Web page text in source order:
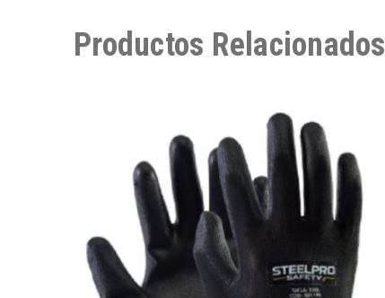
Productos Relacionados